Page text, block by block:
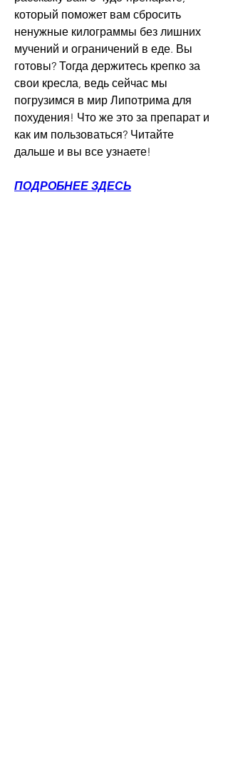
который поможет вам сбросить
ненужные килограммы без лишних
мучений и ограничений в еде. Вы
готовы? Тогда держитесь крепко за
свои кресла, ведь сейчас мы
погрузимся в мир Липотрима для
похудения! Что же это за препарат и
как им пользоваться? Читайте
дальше и вы все узнаете!
ПОДРОБНЕЕ ЗДЕСЬ